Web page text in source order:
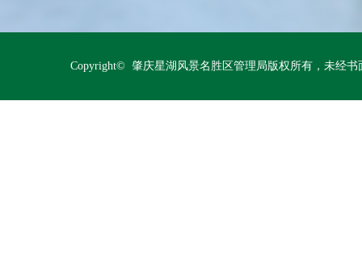
Copyright© 肇庆星湖风景名胜区管理局版权所有，未经